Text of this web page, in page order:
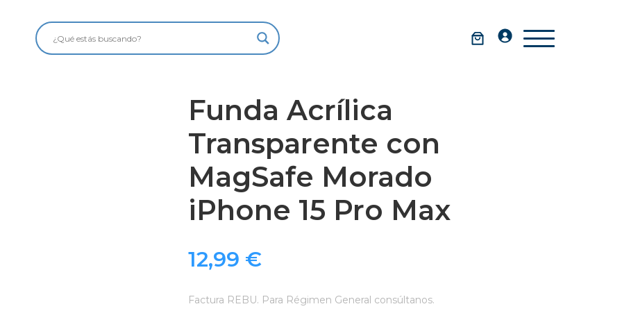
Funda Acrílica
Transparente con
MagSafe Morado
iPhone 15 Pro Max
12,99 €
Factura REBU. Para Régimen General consúltanos.